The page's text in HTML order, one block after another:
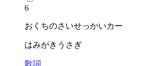
6
おくちのさいせっかいカー
はみがきうさぎ
歌詞